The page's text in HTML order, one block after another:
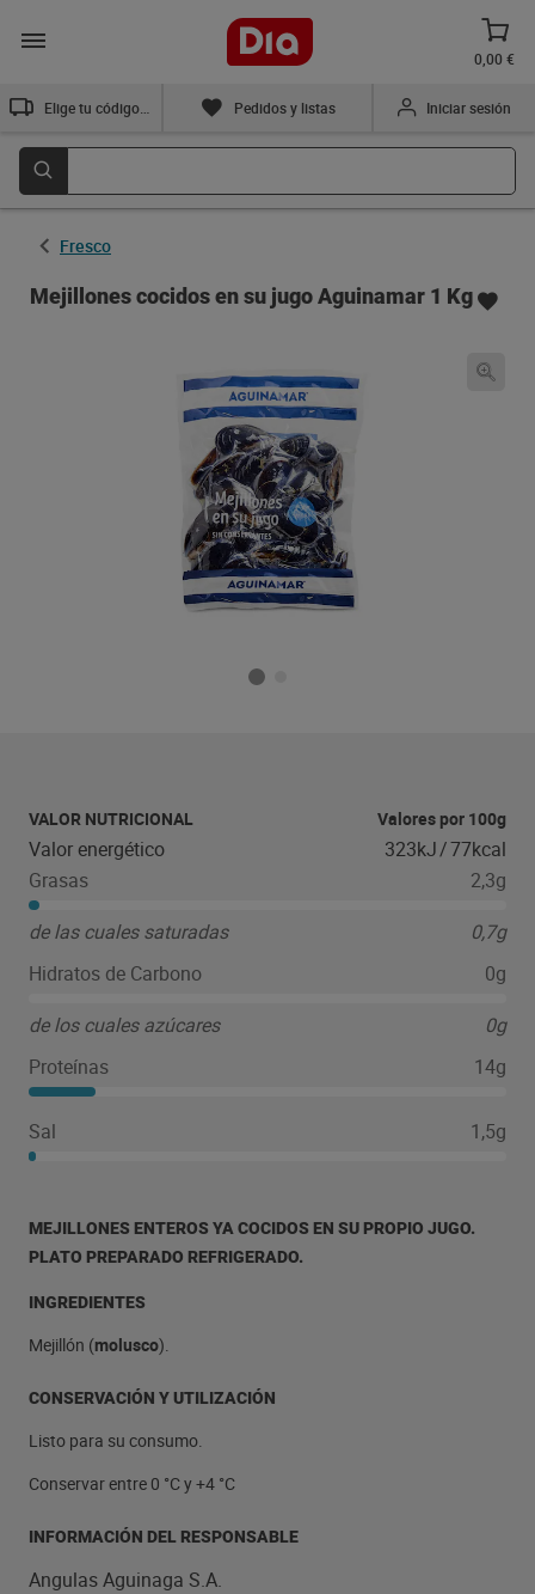
0,00 €
Pedidos y listas Iniciar sesión
Fresco
Mejillones cocidos en su jugo Aguinamar 1 Kg
VALOR NUTRICIONAL Valores por 100g
Valor energético 323kJ/77kcal
Grasas
2,3g
de las cuales saturadas
0,7g
Hidratos de Carbono
0g
de los cuales azúcares
0g
Proteínas
14g
Sal 1,5g
MEJILLONES ENTEROS YA COCIDOS EN SU PROPIO JUGO.
PLATO PREPARADO REFRIGERADO.
INGREDIENTES
Mejillón (molusco).
CONSERVACIÓN Y UTILIZACIÓN
Listo para su consumo.
Conservar entre 0 °C y +4 °C
INFORMACIÓN DEL RESPONSABLE
Angulas Aguinaga S.A.